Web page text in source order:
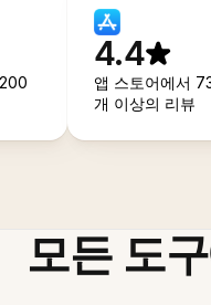
4.4
앱 스토어에서
개 이상의 리뷰
모든 도